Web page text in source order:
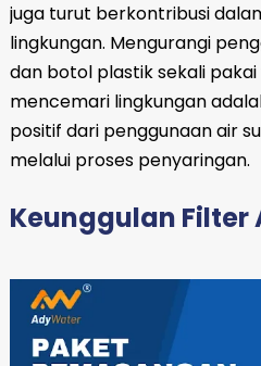
juga turut berkontribusi
lingkungan. Mengurangi
dan botol plastik sekali
mencemari lingkungan
positif dari penggunaan air
melalui proses penyaringan.
Keunggulan Filter